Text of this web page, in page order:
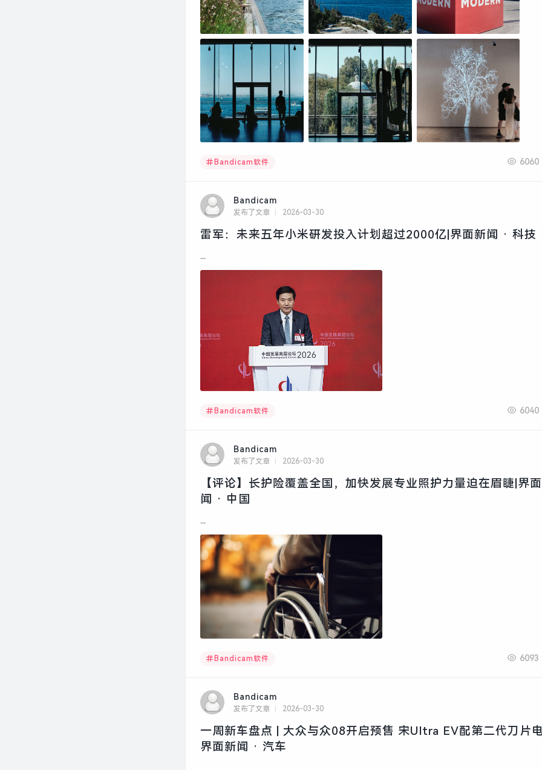
Bandicam软件 6060
Bandicam
发布了文章 2026-03-30
雷军：未来五年小米研发投入计划超过2000亿|界面新闻 · 科技
...
Bandicam软件 6040
Bandicam
发布了文章 2026-03-30
【评论】长护险覆盖全国，加快发展专业照护力量迫在眉睫|界
闻 · 中国
...
Bandicam软件 6093
Bandicam
发布了文章 2026-03-30
一周新车盘点 | 大众与众08开启预售 宋Ultra EV配第二代刀片
界面新闻 · 汽车